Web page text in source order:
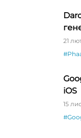
21
iOS
15